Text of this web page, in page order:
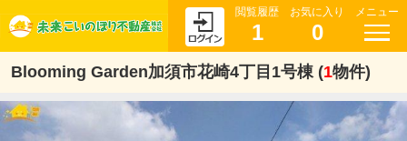
閲覧履歴
1
お気に入り
0
メニュー
Blooming Garden加須市花崎4丁目1号棟 (1物件)